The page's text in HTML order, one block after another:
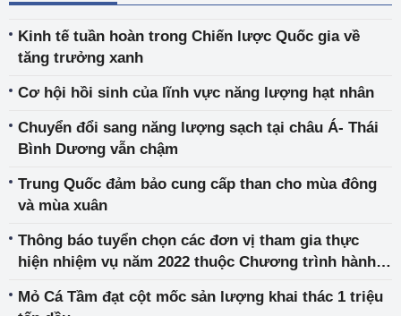
Kinh tế tuần hoàn trong Chiến lược Quốc gia về
tăng trưởng xanh
Cơ hội hồi sinh của lĩnh vực năng lượng hạt nhân
Chuyển đổi sang năng lượng sạch tại châu Á- Thái
Bình Dương vẫn chậm
Trung Quốc đảm bảo cung cấp than cho mùa đông
và mùa xuân
Thông báo tuyển chọn các đơn vị tham gia thực
hiện nhiệm vụ năm 2022 thuộc Chương trình hành
giai đoạn 2021-2030
Mỏ Cá Tầm đạt cột mốc sản lượng khai thác 1 triệu